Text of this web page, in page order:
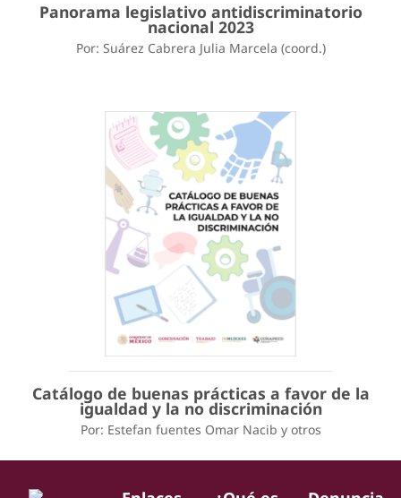
Panorama legislativo antidiscriminatorio
nacional 2023
Por: Suárez Cabrera Julia Marcela (coord.)
Catálogo de buenas prácticas a favor de la
igualdad y la no discriminación
Por: Estefan fuentes Omar Nacib y otros